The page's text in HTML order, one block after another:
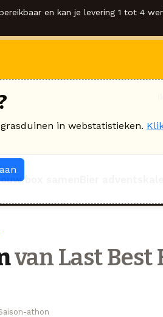
en kan je levering 1 tot 4
box samen
van Last Best
athon
in webstatistieken.